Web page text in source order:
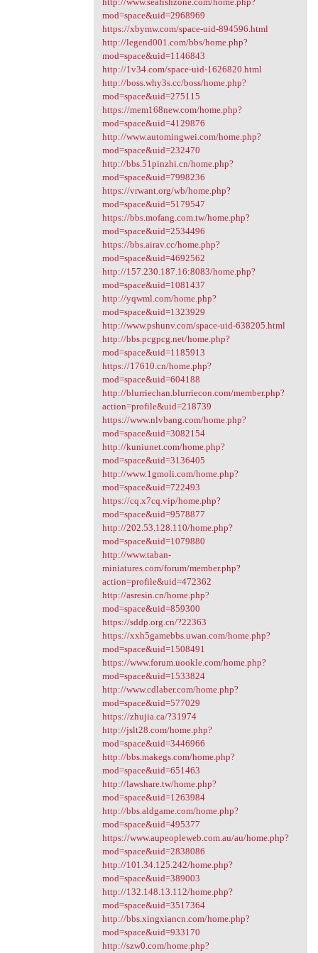
mod=space&uid=2968969
https://xbymw.com/space-uid-894596.html
http://legend001.com/bbs/home.php?
mod=space&uid=1146843
http://1v34.com/space-uid-1626820.html
http://boss.why3s.cc/boss/home.php?
mod=space&uid=275115
https://mem168new.com/home.php?
mod=space&uid=4129876
http://www.automingwei.com/home.php?
mod=space&uid=232470
http://bbs.51pinzhi.cn/home.php?
mod=space&uid=7998236
https://vrwant.org/wb/home.php?
mod=space&uid=5179547
https://bbs.mofang.com.tw/home.php?
mod=space&uid=2534496
https://bbs.airav.cc/home.php?
mod=space&uid=4692562
http://157.230.187.16:8083/home.php?
mod=space&uid=1081437
http://yqwml.com/home.php?
mod=space&uid=1323929
http://www.pshunv.com/space-uid-638205.html
http://bbs.pcgpcg.net/home.php?
mod=space&uid=1185913
https://17610.cn/home.php?
mod=space&uid=604188
http://blurriechan.blurriecon.com/member.php?
action=profile&uid=218739
https://www.nlvbang.com/home.php?
mod=space&uid=3082154
http://kuniunet.com/home.php?
mod=space&uid=3136405
http://www.1gmoli.com/home.php?
mod=space&uid=722493
https://cq.x7cq.vip/home.php?
mod=space&uid=9578877
http://202.53.128.110/home.php?
mod=space&uid=1079880
http://www.taban-
miniatures.com/forum/member.php?
action=profile&uid=472362
http://asresin.cn/home.php?
mod=space&uid=859300
https://sddp.org.cn/?22363
https://xxh5gamebbs.uwan.com/home.php?
mod=space&uid=1508491
https://www.forum.uookle.com/home.php?
mod=space&uid=1533824
http://www.cdlaber.com/home.php?
mod=space&uid=577029
https://zhujia.ca/?31974
http://jslt28.com/home.php?
mod=space&uid=3446966
http://bbs.makegs.com/home.php?
mod=space&uid=651463
http://lawshare.tw/home.php?
mod=space&uid=1263984
http://bbs.aldgame.com/home.php?
mod=space&uid=495377
https://www.aupeopleweb.com.au/au/home.php?
mod=space&uid=2838086
http://101.34.125.242/home.php?
mod=space&uid=389003
http://132.148.13.112/home.php?
mod=space&uid=3517364
http://bbs.xingxiancn.com/home.php?
mod=space&uid=933170
http://szw0.com/home.php?